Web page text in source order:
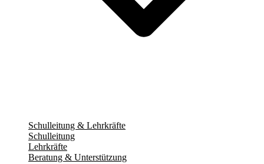
Schulleitung & Lehrkräfte
Schulleitung
Lehrkräfte
Beratung & Unterstützung